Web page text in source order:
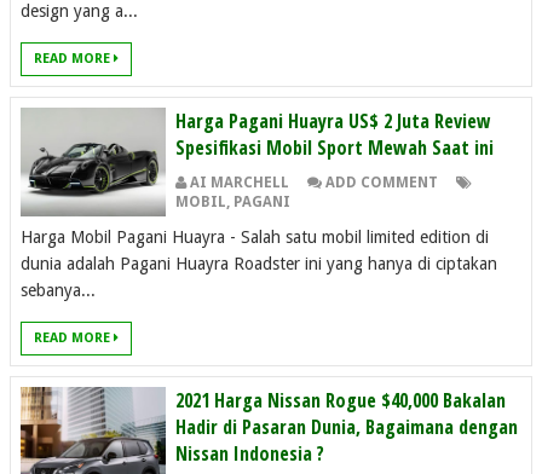
design yang a...
READ MORE
Harga Pagani Huayra US$ 2 Juta Review
Spesifikasi Mobil Sport Mewah Saat ini
AI MARCHELL
ADD COMMENT
MOBIL PAGANI
Harga Mobil Pagani Huayra - Salah satu mobil limited edition di
dunia adalah Pagani Huayra Roadster ini yang hanya di ciptakan
sebanya...
READ MORE
2021 Harga Nissan Rogue $40,000 Bakalan
Hadir di Pasaran Dunia, Bagaimana dengan
Nissan Indonesia ?